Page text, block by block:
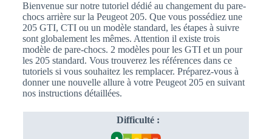
Bienvenue sur notre tutoriel dédié au changement du pare-
chocs arrière sur la Peugeot 205. Que vous possédiez une
205 GTI, CTI ou un modèle standard, les étapes à suivre
sont globalement les mêmes. Attention il existe trois
modèle de pare-chocs. 2 modèles pour les GTI et un pour
les 205 standard. Vous trouverez les références dans ce
tutoriels si vous souhaitez les remplacer. Préparez-vous à
donner une nouvelle allure à votre Peugeot 205 en suivant
nos instructions détaillées.
Difficulté :